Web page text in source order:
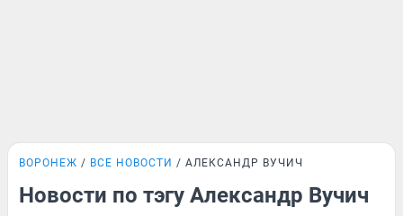
ВОРОНЕЖ ВСЕ НОВОСТИ АЛЕКСАНДР ВУЧИЧ
Новости по тэгу Александр Вучич